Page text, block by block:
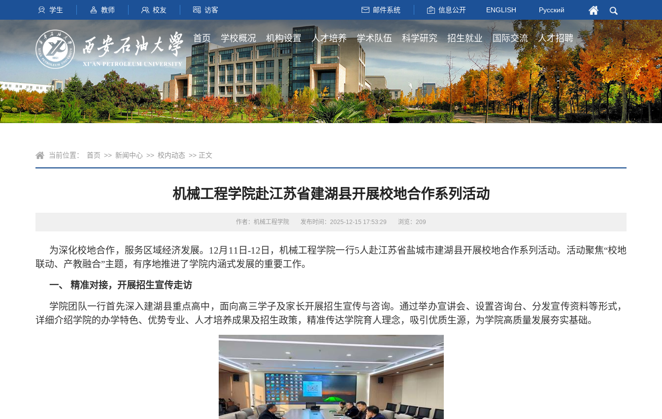
学生 教师 校友 访客 邮件系统 信息公开 ENGLISH Русский
首页 学校概况 机构设置 人才培养 学术队伍 科学研究 招生就业 国际交流 人才招聘
当前位置： 首页 >> 新闻中心 >> 校内动态 >> 正文
机械工程学院赴江苏省建湖县开展校地合作系列活动
作者：机械工程学院 发布时间：2025-12-15 17:53:29 浏览： 209
为深化校地合作，服务区域经济发展。 12月 11 日-12 日，机械工程学院一行5人赴江苏省盐城市建湖县开展校地合作系列活动。活动聚焦“校地
联动、产教融合”主题，有序地推进了学院内涵式发展的重要工作。
一、 精准对接，开展招生宣传走访
学院团队一行首先深入建湖县重点高中，面向高三学子及家长开展招生宣传与咨询。通过举办宣讲会、设置咨询台、分发宣传资料等形式，
详细介绍学院的办学特色、优势专业、人才培养成果及招生政策，精准传达学院育人理念，吸引优质生源，为学院高质量发展夯实基础。